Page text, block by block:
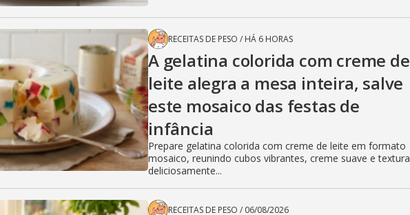
RECEITAS DE PESO / HÁ 6 HORAS
A gelatina colorida com creme de
leite alegra a mesa inteira, salve
este mosaico das festas de
infância
Prepare gelatina colorida com creme de leite em formato
mosaico, reunindo cubos vibrantes, creme suave e textura
deliciosamente...
RECEITAS DE PESO / 06/08/2026